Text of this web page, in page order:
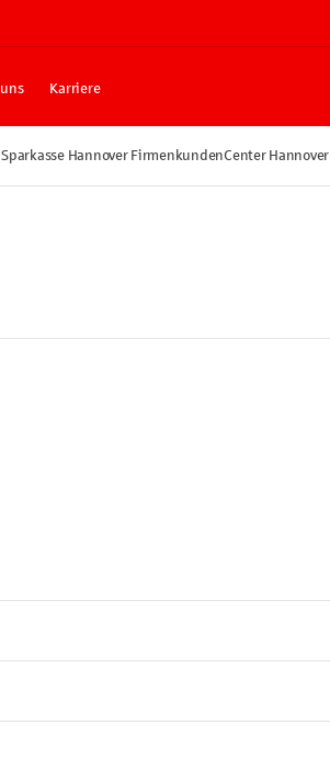
Karriere
Sparkasse Hannover FirmenkundenCenter Hannover